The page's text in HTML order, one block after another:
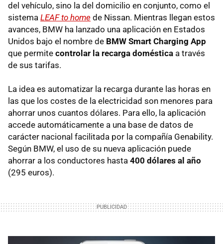
del vehículo, sino la del domicilio en conjunto, como el
sistema LEAF to home de Nissan. Mientras llegan estos
avances, BMW ha lanzado una aplicación en Estados
Unidos bajo el nombre de BMW Smart Charging App
que permite controlar la recarga doméstica a través
de sus tarifas.
La idea es automatizar la recarga durante las horas en
las que los costes de la electricidad son menores para
ahorrar unos cuantos dólares. Para ello, la aplicación
accede automáticamente a una base de datos de
carácter nacional facilitada por la compañía Genability.
Según BMW, el uso de su nueva aplicación puede
ahorrar a los conductores hasta 400 dólares al año
(295 euros).